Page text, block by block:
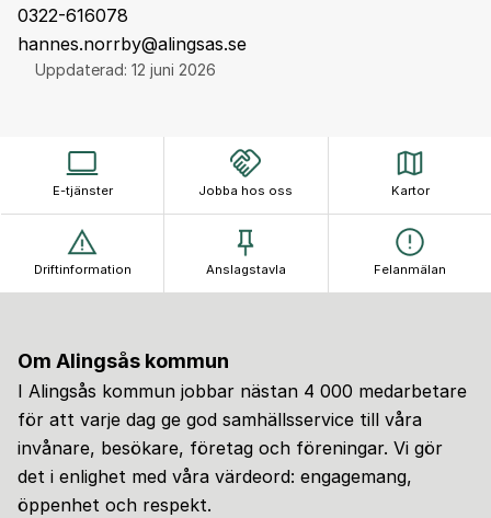
0322-616078
hannes.norrby@alingsas.se
Uppdaterad: 12 juni 2026
E-tjänster Jobba hos oss Kartor
Driftinformation Anslagstavla Felanmälan
Om Alingsås kommun
I Alingsås kommun jobbar nästan 4 000 medarbetare
för att varje dag ge god samhällsservice till våra
invånare, besökare, företag och föreningar. Vi gör
det i enlighet med våra värdeord: engagemang,
öppenhet och respekt.